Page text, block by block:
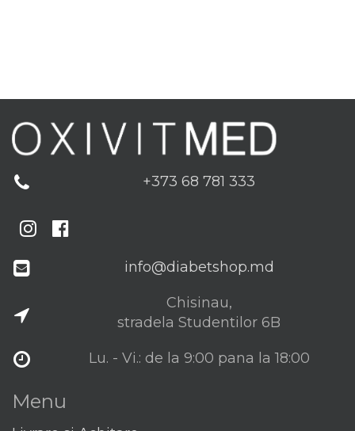
+373 68 781 333
Chisinau,
stradela Studentilor 6B
Lu. - Vi.: de la 9:00 pana la 18:00
Menu